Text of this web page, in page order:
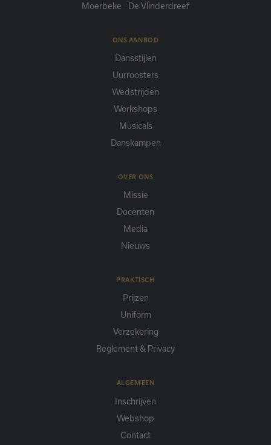
Moerbeke - De Vlinderdreef
ONS AANBOD
Dansstijlen
Uurroosters
Wedstrijden
Workshops
Musicals
Danskampen
OVER ONS
Missie
Docenten
Media
Nieuws
PRAKTISCH
Prijzen
Uniform
Verzekering
Reglement & Privacy
ALGEMEEN
Inschrijven
Webshop
Contact